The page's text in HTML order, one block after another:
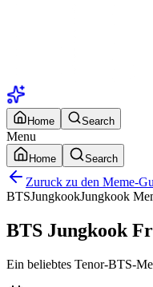
Home Search
Menu
Home Search
Zuruck zu den Meme-
BTSJungkookJungkook
BTS Jungkook
Ein beliebtes Tenor-BTS-